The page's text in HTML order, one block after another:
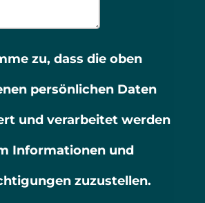
zu, dass die oben
persönlichen Daten
und verarbeitet werden
Informationen und
zuzustellen.